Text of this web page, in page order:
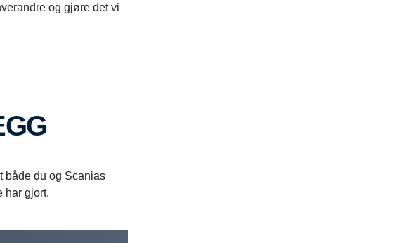
og gjøre det vi
både du og Scanias
har gjort.